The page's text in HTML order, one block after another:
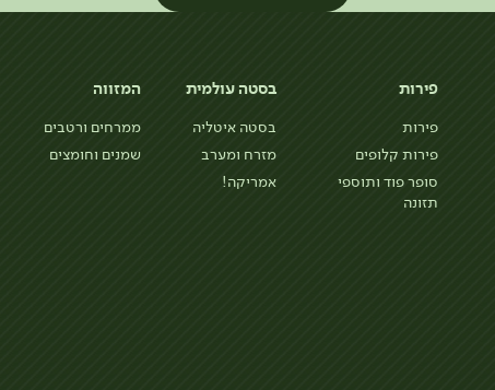
פירות
פירות
פירות קלופים
סופר פוד ותוספי
תזונה
בסטה עולמית
בסטה איטליה
מזרח ומערב
אמריקה!
המזווה
ממרחים ורטבים
שמנים וחומצים